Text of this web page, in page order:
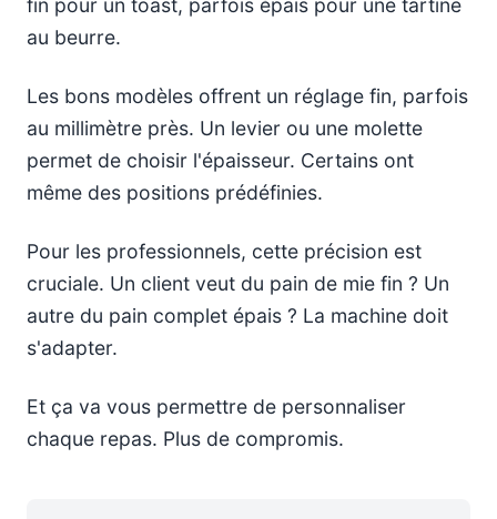
au beurre.
Les bons modèles offrent un réglage fin, parfois
au millimètre près. Un levier ou une molette
permet de choisir l'épaisseur. Certains ont
même des positions prédéfinies.
Pour les professionnels, cette précision est
cruciale. Un client veut du pain de mie fin ? Un
autre du pain complet épais ? La machine doit
s'adapter.
Et ça va vous permettre de personnaliser
chaque repas. Plus de compromis.